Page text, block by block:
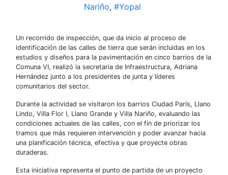
Nariño, #Yopal
Un recorrido de inspección, que da inicio al proceso de
identificación de las calles de tierra que serán incluidas en los
estudios y diseños para la pavimentación en cinco barrios de la
Comuna VI, realizó la secretaria de Infraestructura, Adriana
Hernández junto a los presidentes de junta y líderes
comunitarios del sector.
Durante la actividad se visitaron los barrios Ciudad París, Llano
Lindo, Villa Flor I, Llano Grande y Villa Nariño, evaluando las
condiciones actuales de las calles, con el fin de priorizar los
tramos que más requieren intervención y poder avanzar hacia
una planificación técnica, efectiva y que proyecte obras
duraderas.
Esta iniciativa representa el punto de partida de un proyecto